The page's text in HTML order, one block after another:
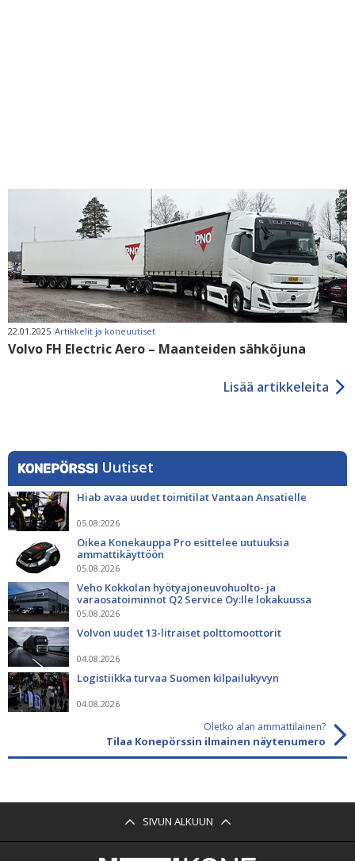
22.01.2025 Artikkelit ja koneuutiset
Volvo FH Electric Aero – Maanteiden sähköjuna
Lisää artikkeleita
Uutiset
Hiab avaa uudet toimitilat Vantaan Ansatielle
05.08.2026
Oikea Konekauppa Pro esittelee uutuuksia
ammattikäyttöön
05.08.2026
Veho Kokkolan hyötyajoneuvohuolto- ja
varaosatoiminnot Q2 Service Oy:lle lokakuussa
05.08.2026
Volvon uudet 13-litraiset polttomoottorit
04.08.2026
Logistiikka turvaa Suomen kilpailukyvyn
04.08.2026
Oletko alan ammattilainen?
Tilaa Konepörssin ilmainen näytenumero
SIVUN ALKUUN